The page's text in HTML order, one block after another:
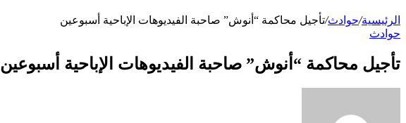
الرئيسية/حوادث/تأجيل محاكمة “أنوش” صاحبة الفيديوهات الإباحية أسبوعين
حوادث
تأجيل محاكمة “أنوش” صاحبة الفيديوهات الإباحية أسبوعين